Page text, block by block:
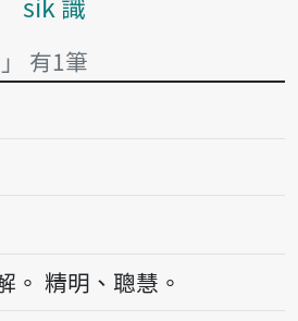
有1筆
讀sik
。 精明、聰慧。